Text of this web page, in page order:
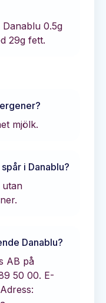
Danablu 0.5g
29g fett.
mjölk.
i Danablu?
utan
Danablu?
AB på
50 00. E-
Adress: